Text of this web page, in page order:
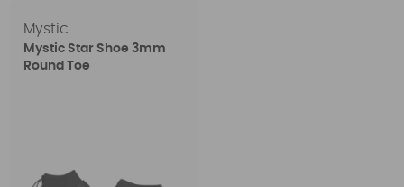
Mystic
Mystic Star Shoe 3mm
Round Toe